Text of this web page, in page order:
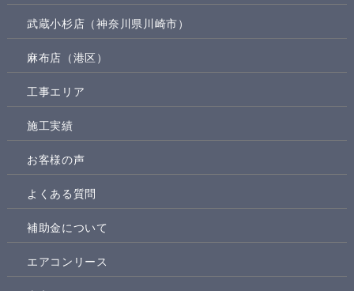
武蔵小杉店（神奈川県川崎市）
麻布店（港区）
工事エリア
施工実績
お客様の声
よくある質問
補助金について
エアコンリース